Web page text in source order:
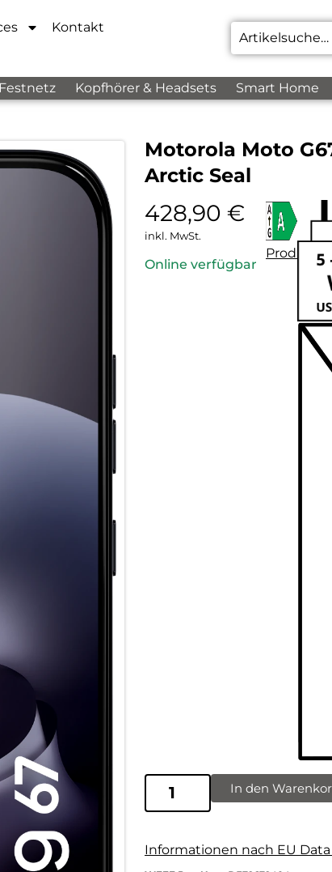
Kontakt
Festnetz Kopfhörer & Headsets Smart Home
Motorola Moto
Arctic Seal
428,90 €
inkl. MwSt.
Online verfügbar
In den
Informationen nach EU